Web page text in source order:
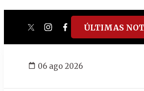
twitterinstagram
facebook
tiktokyoutube
ÚLTIMAS
06 ago 2026